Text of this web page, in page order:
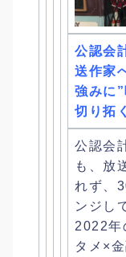
公認会
送作家
強みに
切り拓く
公認会
も、放
れず、
ンジし
2022年
タメ×金